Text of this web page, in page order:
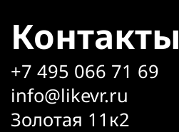
Контакты
+7 495 066 71 69
info@likevr.ru
Золотая 11к2